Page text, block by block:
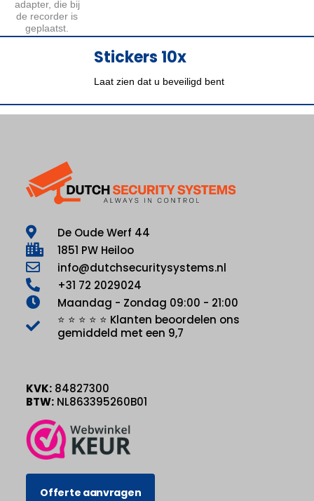
Stickers 10x
Laat zien dat u beveiligd bent
De Oude Werf 44
1851 PW Heiloo
info@dutchsecuritysystems.nl
+31 72 2029024
Maandag - Zondag 09:00 - 21:00
⭐ ⭐ ⭐ ⭐ ⭐ Klanten beoordelen ons
gemiddeld met een 9,7
KVK: 84827300
BTW: NL863395260B01
Offerte aanvragen